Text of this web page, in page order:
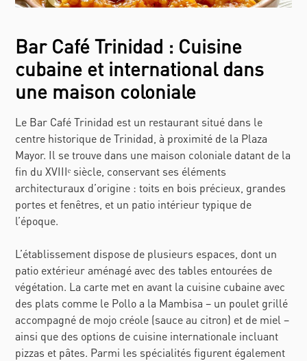
Bar Café Trinidad : Cuisine
cubaine et international dans
une maison coloniale
Le Bar Café Trinidad est un restaurant situé dans le
centre historique de Trinidad, à proximité de la Plaza
Mayor. Il se trouve dans une maison coloniale datant de la
fin du XVIIIᵉ siècle, conservant ses éléments
architecturaux d’origine : toits en bois précieux, grandes
portes et fenêtres, et un patio intérieur typique de
l’époque.
L’établissement dispose de plusieurs espaces, dont un
patio extérieur aménagé avec des tables entourées de
végétation. La carte met en avant la cuisine cubaine avec
des plats comme le Pollo a la Mambisa – un poulet grillé
accompagné de mojo créole (sauce au citron) et de miel –
ainsi que des options de cuisine internationale incluant
pizzas et pâtes. Parmi les spécialités figurent également